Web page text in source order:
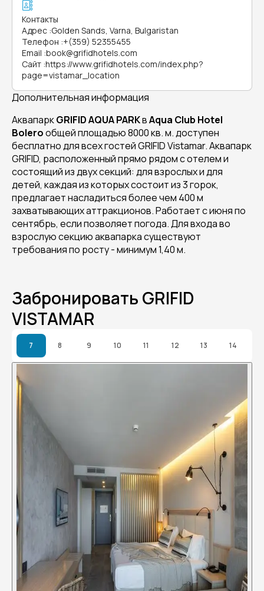
Контакты
Адрес :Golden Sands, Varna, Bulgaristan
Телефон :+(359) 52355455
Email :book@grifidhotels.com
Сайт :https://www.grifidhotels.com/index.php?
page=vistamar_location
Дополнительная информация
АквапаркGRIFID AQUA PARKвAqua Club Hotel
Boleroобщей площадью 8000 кв. м. доступен
бесплатно для всех гостей GRIFID Vistamar. Аквапарк
GRIFID, расположенный прямо рядом с отелем и
состоящий из двух секций: для взрослых и для
детей, каждая из которых состоит из 3 горок,
предлагает насладиться более чем 400 м
захватывающих аттракционов. Работает с июня по
сентябрь, если позволяет погода. Для входа во
взрослую секцию аквапарка существуют
требования по росту - минимум 1,40 м.
Забронировать GRIFID
VISTAMAR
7 8 9 10 11 12 13 14